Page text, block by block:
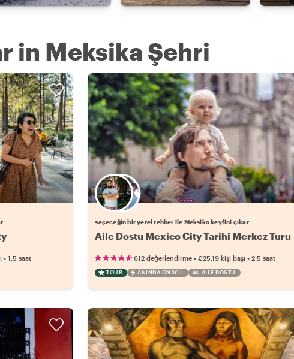
in Meksika Şehri
• 1.5 saat
Favori yerel rehberini seç
seçeceğin bir yerel rehber ile Meksiko keyfini çıkar
Aile Dostu Mexico City Tarihi Merkez Turu
612 değerlendirme •€25.19 kişi başı •2.5 saat
TOUR ANINDA ONAYLI AILE DOSTU